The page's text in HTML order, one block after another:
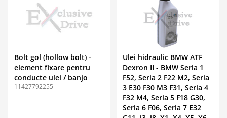
Bolt gol (hollow bolt) -
element fixare pentru
conducte ulei / banjo
11427792255
Ulei hidraulic BMW ATF
Dexron II - BMW Seria 1
F52, Seria 2 F22 M2, Seria
3 E30 F30 M3 F31, Seria 4
F32 M4, Seria 5 F18 G30,
Seria 6 F06, Seria 7 E32